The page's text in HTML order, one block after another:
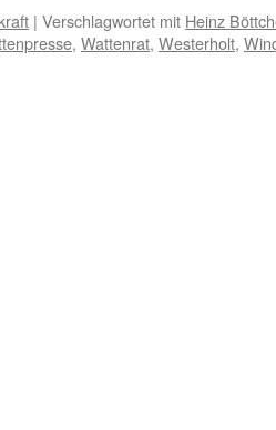
| Verschlagwortet mit Heinz
, Wattenrat, Westerholt,